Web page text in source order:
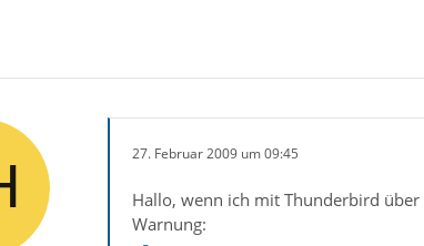
27. Februar 2009 um 09:45
Hallo, wenn ich mit Thunderbird
Warnung: